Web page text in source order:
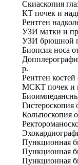
Скиаскопия
КТ почек и
Рентген
УЗИ матки и
УЗИ брюшной
Биопсия носа
р.
Рентген костей
МСКТ почек и
Гистероскопия
Кольпоскопия
Пункционная
Пункционная
Пункционная